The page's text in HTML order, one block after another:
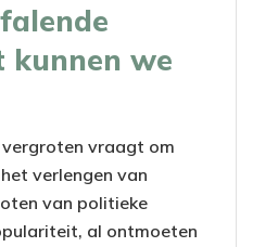
kunnen we
vraagt om
verlengen van
van politieke
al ontmoeten